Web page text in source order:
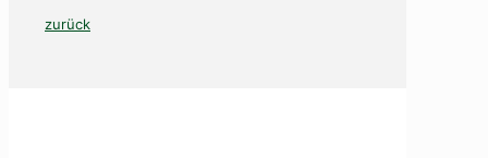
zurück